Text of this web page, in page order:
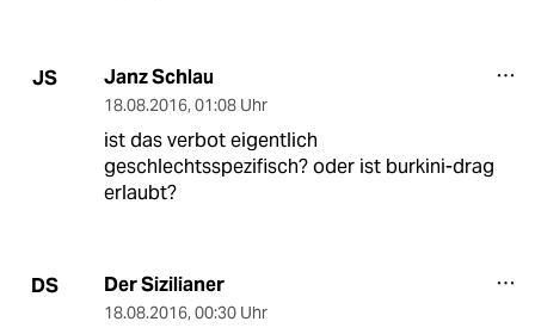
JS Janz Schlau
18.08.2016, 01:08 Uhr
ist das verbot eigentlich
geschlechtsspezifisch? oder ist burkini-drag
erlaubt?
DS Der Sizilianer
18.08.2016, 00:30 Uhr